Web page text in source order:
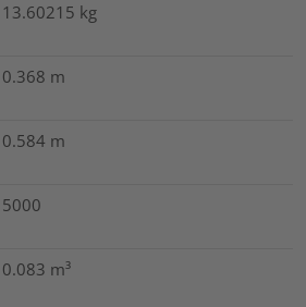
13.60215 kg
0.368 m
0.584 m
5000
0.083 m³